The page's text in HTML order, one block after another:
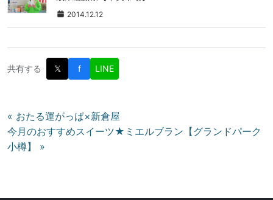
2014.12.12
共有する 𝕏 f LINE
投
稿
ナ
« おたる運がっぱ×新倉屋
今月のおすすめスイーツ★ミエルブラン【グランドパーク
小樽】 »